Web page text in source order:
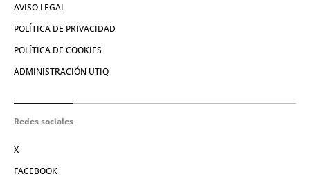
AVISO LEGAL
POLÍTICA DE PRIVACIDAD
POLÍTICA DE COOKIES
ADMINISTRACIÓN UTIQ
Redes sociales
X
FACEBOOK